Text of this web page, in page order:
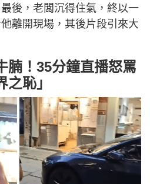
後，老闆沉得住氣，終以一
離開現場，其後片段引來大
腩！35分鐘直播怒罵
恥」